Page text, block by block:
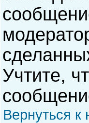
Учтите,
Вернуться к